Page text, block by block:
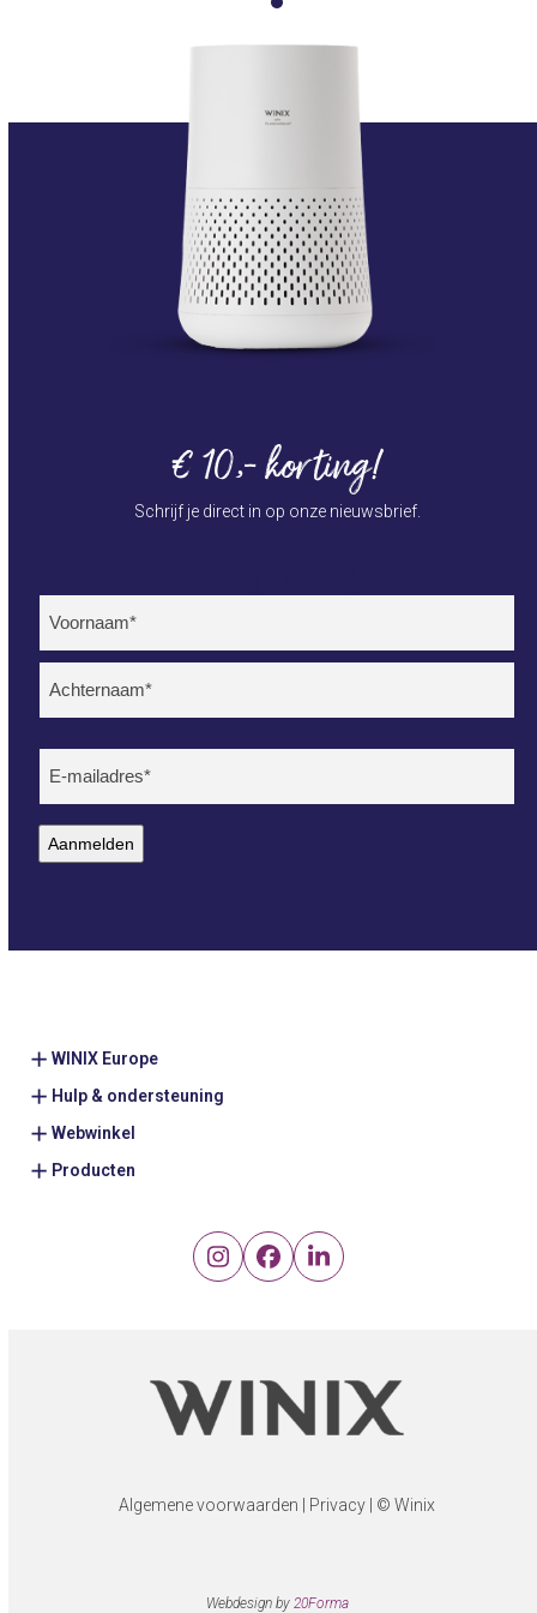
€ 10,- korting!
Schrijf je direct in op onze nieuwsbrief.
Naam (Vereist)
E-
mailadres(Vereist)
Aanmelden
WINIX Europe
Hulp & ondersteuning
Webwinkel
Producten
Instagram
FacebookLinkedIn
Algemene voorwaarden | Privacy | © Winix
Webdesign by 20Forma